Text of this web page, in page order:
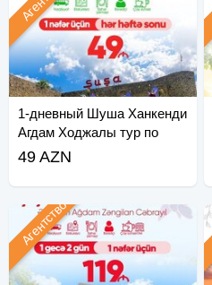
1-дневный Шуша Ханкенди
Агдам Ходжалы тур по
Аскерану
49 AZN
Агентство